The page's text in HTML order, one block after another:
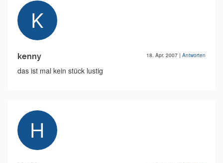
kenny 18. Apr. 2007 | Antworten
das ist mal kein stück lustig